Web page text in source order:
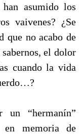
asumido los
vaivenes? ¿Se
que no acabo de
el dolor
cuando la vida
un “hermanín”
en memoria de